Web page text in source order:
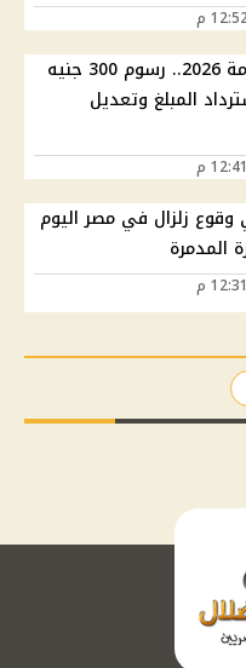
تظلمات الثانوية العامة 2026.. رسوم 300 جنيه
المبلغ وتعديل
وقوع زلزال في مصر اليوم
المدمرة